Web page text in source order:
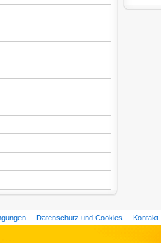
Datenschutz und Cookies Kontakt